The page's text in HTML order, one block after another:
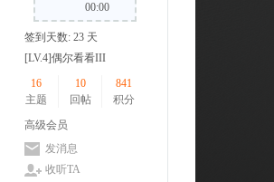
00:00
签到天数: 23 天
[LV.4]偶尔看看III
16
主题
10
回帖
841
积分
高级会员
发消息
收听TA